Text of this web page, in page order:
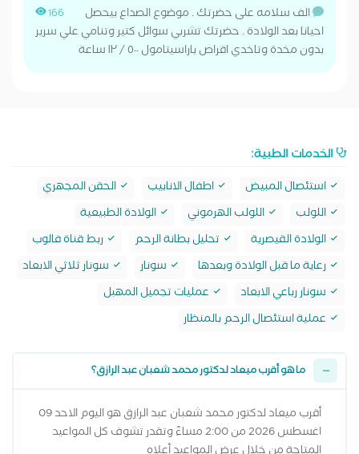
166
الف سلامه على حضرتك . موضوع الصداع بيحصل
احيانا بعد الولادة . حضرتك تشربي سوائل كتير وتنامي علي سرير
بدون مخدة وتاخدي اقراص باراسيتامول ٥٠٠ / ١٢ ساعة
الخدمات الطبية:
استئصال المبيض اطفال الانابيب
الحقن المجهري
اللولب
اللولب الهرموني
الولادة الطبيعية
الولادة القيصرية
تحليل بطانة الرحم
ربط قناة فالوب
رعاية ما قبل الولادة وبعدها
سونار
سونار ثلاثي الابعاد
سونار رباعي الابعاد
عمليات تجميل المهبل
عملية استئصال الرحم بالمنظار
ما هو أقرب ميعاد لدكتور محمد شعبان عبد الرازق؟
أقرب ميعاد لدكتور محمد شعبان عبد الرازق هو اليوم الاحد 09
اغسطس 2026 من 2:00 مساءً وتقدر تشوف كل المواعيد